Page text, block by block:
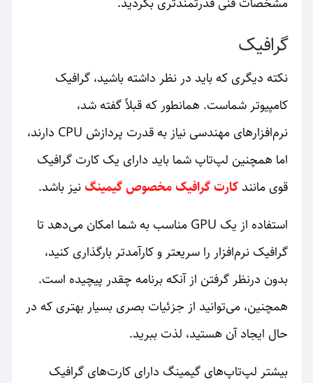
گرافیک
نکته دیگری که باید در نظر داشته باشید، گرافیک
کامپیوتر شماست. همانطور که قبلاً گفته شد،
نرم‌افزارهای مهندسی نیاز به قدرت پردازش CPU دارند،
اما همچنین لپ‌تاپ شما باید دارای یک کارت گرافیک
قوی مانند کارت گرافیک مخصوص گیمینگنیز باشد.
استفاده از یک GPU مناسب به شما امکان می‌دهد تا
گرافیک نرم‌افزار را سریعتر و کارآمدتر بارگذاری کنید،
بدون درنظر گرفتن از آنکه برنامه چقدر پیچیده است.
همچنین، می‌توانید از جزئیات بصری بسیار بهتری که در
حال ایجاد آن هستید، لذت ببرید.
بیشتر لپ‌تاپ‌های گیمینگ دارای کارت‌های گرافیک